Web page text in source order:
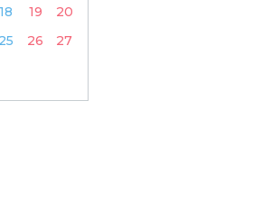
18 19
20
25 26
27